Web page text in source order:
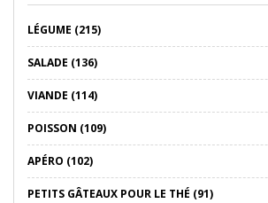
LÉGUME (215)
SALADE (136)
VIANDE (114)
POISSON (109)
APÉRO (102)
PETITS GÂTEAUX POUR LE THÉ (91)